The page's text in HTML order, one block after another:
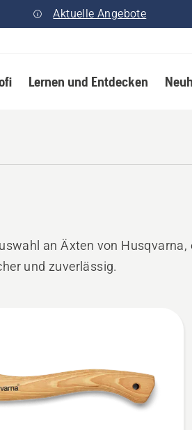
Aktuelle Angebote
Lernen und Entdecken
an Äxten von Husqvarna,
und zuverlässig.